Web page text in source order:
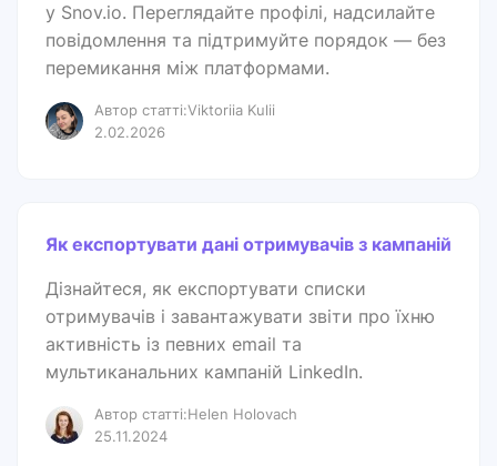
у Snov.io. Переглядайте профілі, надсилайте
повідомлення та підтримуйте порядок — без
перемикання між платформами.
Автор статті:Viktoriia Kulii
2.02.2026
Як експортувати дані отримувачів з кампаній
Дізнайтеся, як експортувати списки
отримувачів і завантажувати звіти про їхню
активність із певних email та
мультиканальних кампаній LinkedIn.
Автор статті:Helen Holovach
25.11.2024